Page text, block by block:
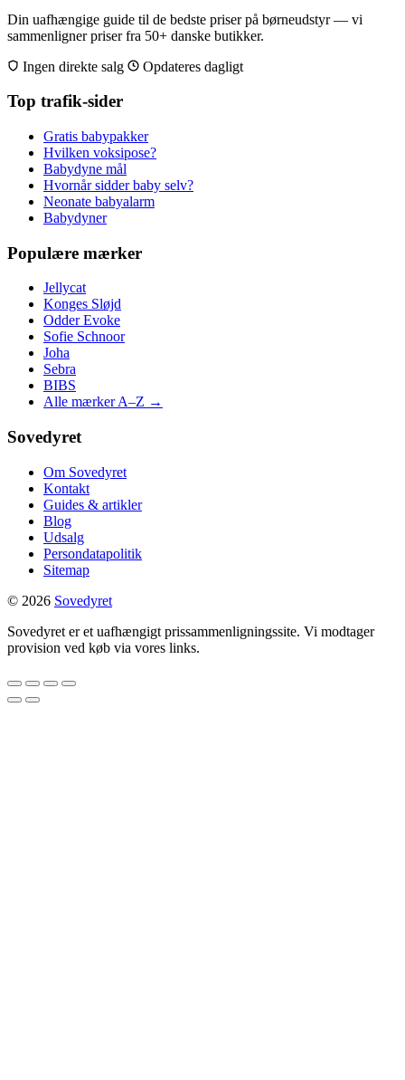
Din uafhængige guide til de bedste priser på børneudstyr — vi
sammenligner priser fra 50+ danske butikker.
Ingen direkte salg
Opdateres dagligt
Top trafik-sider
Gratis babypakker
Hvilken voksipose?
Babydyne mål
Hvornår sidder baby selv?
Neonate babyalarm
Babydyner
Populære mærker
Jellycat
Konges Sløjd
Odder Evoke
Sofie Schnoor
Joha
Sebra
BIBS
Alle mærker A–Z →
Sovedyret
Om Sovedyret
Kontakt
Guides & artikler
Blog
Udsalg
Persondatapolitik
Sitemap
© 2026 Sovedyret
Sovedyret er et uafhængigt prissammenligningssite. Vi modtager
provision ved køb via vores links.